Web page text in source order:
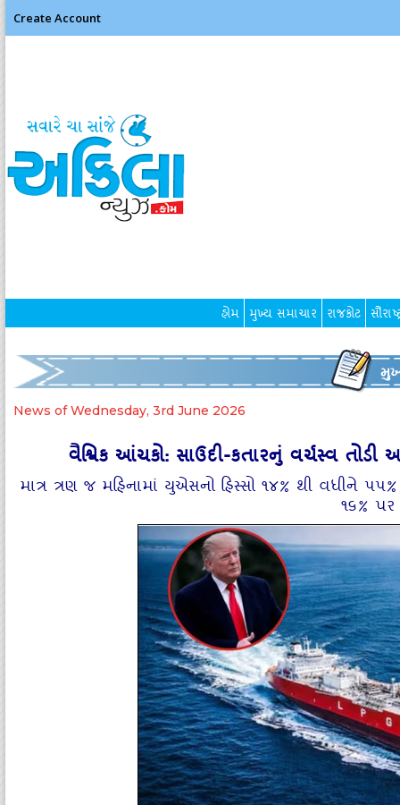
Create Account
હોમ મુખ્ય સમાચાર રાજકોટ
News of Wednesday, 3rd June 2026
વૈશ્વિક આંચકો: સાઉદી-કતારનું વર્ચસ્વ
માત્ર ત્રણ જ મહિનામાં યુએસનો હિસ્સો ૧૪% થી વધીને
૧૬%